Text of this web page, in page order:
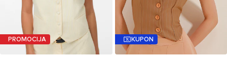
PROMOCIJA KUPON